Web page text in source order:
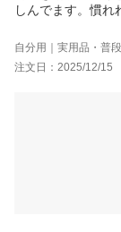
しんでます。慣れ
いので表示が色
い商品です。もう
自分用｜実用品・普
注文日：2025/12/15